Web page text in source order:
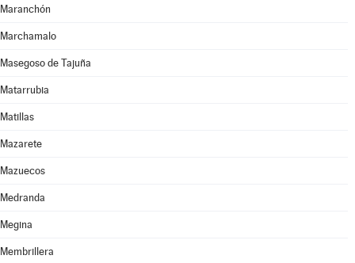
Maranchón
Marchamalo
Masegoso de Tajuña
Matarrubia
Matillas
Mazarete
Mazuecos
Medranda
Megina
Membrillera